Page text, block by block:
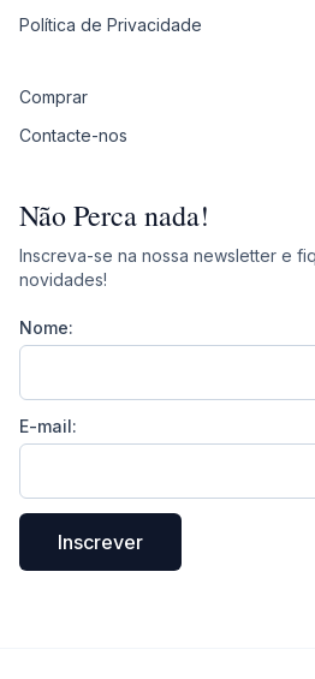
Política de Privacidade
Comprar
Contacte-nos
Não Perca nada!
Inscreva-se na nossa newsletter e
novidades!
Nome:
E-mail:
Inscrever